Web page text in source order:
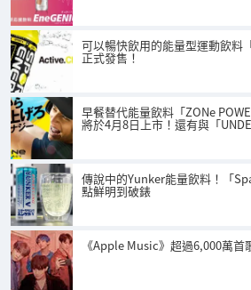
可以暢快飲用的能量型運動飲料
正式發售！
早餐替代能量飲料「ZONe
將於4月8日上市！還有與「
傳說中的Yunker能量飲料！「
點鮮明到破錶
《Apple Music》超過6,000萬首